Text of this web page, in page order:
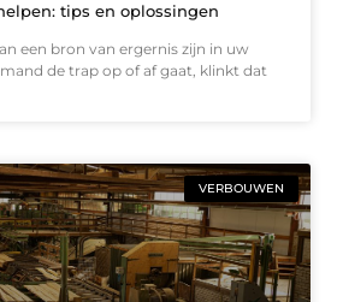
tips en oplossingen
een bron van ergernis zijn in uw
de trap op of af gaat, klinkt dat
VERBOUWEN